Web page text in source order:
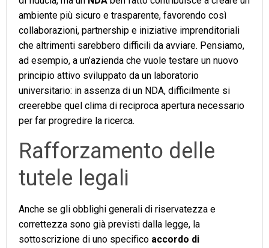
ambiente più sicuro e trasparente, favorendo così
collaborazioni, partnership e iniziative imprenditoriali
che altrimenti sarebbero difficili da avviare. Pensiamo,
ad esempio, a un’azienda che vuole testare un nuovo
principio attivo sviluppato da un laboratorio
universitario: in assenza di un NDA, difficilmente si
creerebbe quel clima di reciproca apertura necessario
per far progredire la ricerca.
Rafforzamento delle
tutele legali
Anche se gli obblighi generali di riservatezza e
correttezza sono già previsti dalla legge, la
sottoscrizione di uno specifico accordo di